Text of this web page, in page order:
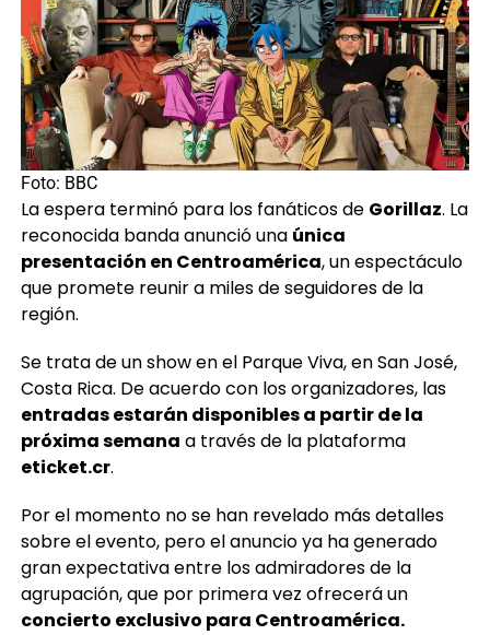
Foto: BBC
La espera terminó para los fanáticos de Gorillaz. La
reconocida banda anunció una única
presentación en Centroamérica, un espectáculo
que promete reunir a miles de seguidores de la
región.
Se trata de un show en el Parque Viva, en San José,
Costa Rica. De acuerdo con los organizadores, las
entradas estarán disponibles a partir de la
próxima semana a través de la plataforma
eticket.cr.
Por el momento no se han revelado más detalles
sobre el evento, pero el anuncio ya ha generado
gran expectativa entre los admiradores de la
agrupación, que por primera vez ofrecerá un
concierto exclusivo para Centroamérica.